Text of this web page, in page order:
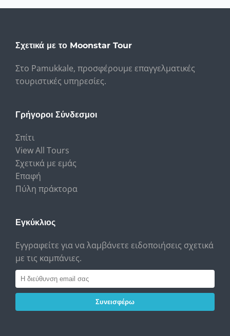
Σχετικά με το Moonstar Tour
Στο Pamukkale, προσφέρουμε επαγγελματικές
τουριστικές υπηρεσίες.
Γρήγοροι Σύνδεσμοι
Σπίτι
View All Tours
Σχετικά με εμάς
Επαφή
Πύλη πράκτορα
Εγκύκλιος
Εγγραφείτε για να λαμβάνετε ειδοποιήσεις σχετικά
με τις καμπάνιες.
Συνεισφέρω